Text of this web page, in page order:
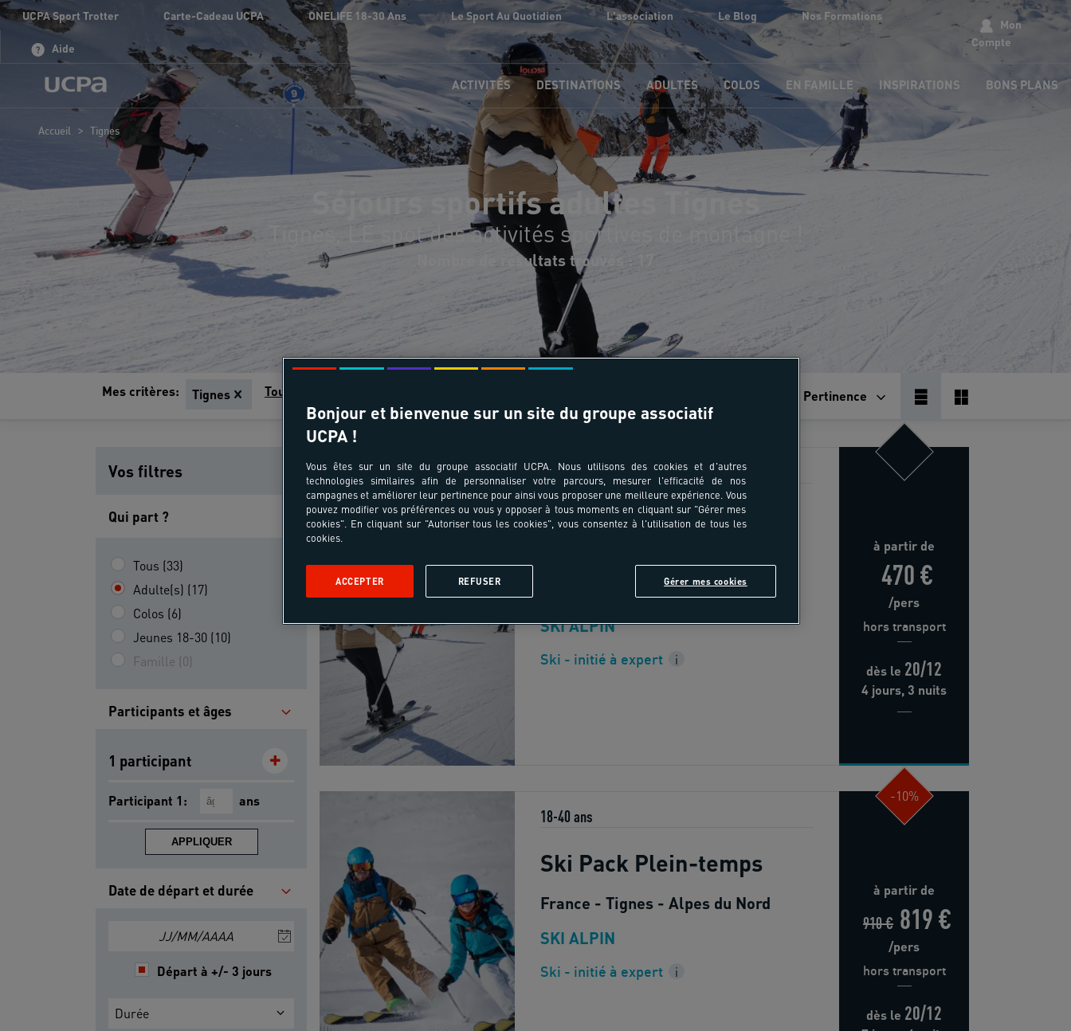
UCPA Sport Trotter Carte-Cadeau UCPA ONELIFE 18-30 Ans Le Sport Au Quotidien L'association Le Blog Nos Formations
Aide
Mon
Compte
ACTIVITÉS DESTINATIONS ADULTES COLOS EN FAMILLE INSPIRATIONS BONS PLANS
Accueil > Tignes
Séjours sportifs adultes Tignes
Tignes, LE spot des activités sportives de montagne !
Nombre de résultats trouvés : 17
Mes critères: Tignes Tout effacer Pertinence
Vos filtres
Qui part ?
Tous (33)
Adulte(s) (17)
Colos (6)
Jeunes 18-30 (10)
Famille (0)
Participants et âges
1 participant
Participant 1: ans
APPLIQUER
Date de départ et durée
JJ/MM/AAAA
Départ à +/- 3 jours
Durée
18-40 ans
Break 4 jours Ski ou
France - Tignes - Alpes du Nord
SKI ALPIN
Ski - initié à expert i
à partir de
470 €
/pers
hors transport
dès le 20/12
4 jours, 3 nuits
18-40 ans
Ski Pack Plein-temps
France - Tignes - Alpes du Nord
SKI ALPIN
Ski - initié à expert i
-10%
à partir de
910 € 819 €
/pers
hors transport
dès le 20/12
Bonjour et bienvenue sur un site du groupe associatif
UCPA !
Vous êtes sur un site du groupe associatif UCPA. Nous utilisons des cookies et d'autres
technologies similaires afin de personnaliser votre parcours, mesurer l'efficacité de nos
campagnes et améliorer leur pertinence pour ainsi vous proposer une meilleure expérience. Vous
pouvez modifier vos préférences ou vous y opposer à tous moments en cliquant sur "Gérer mes
cookies". En cliquant sur "Autoriser tous les cookies", vous consentez à l'utilisation de tous les
cookies.
Gérer mes cookies
REFUSER
ACCEPTER